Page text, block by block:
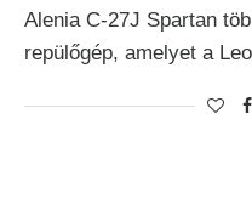
Alenia C-27J Spartan
repülőgép, amelyet a